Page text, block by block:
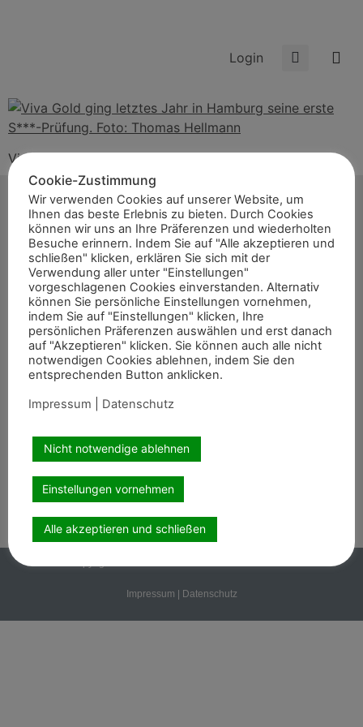
Login
Viva Gold ging letztes Jahr in Hamburg seine erste
S***-Prüfung. Foto: Thomas Hellmann
Start
News
Themen
Termine
8er-Team
Kontakt
Wir sind auch auf
Impressum Datenschutz
Cookie-Zustimmung
Wir verwenden Cookies auf unserer Website, um
Ihnen das beste Erlebnis zu bieten. Durch Cookies
können wir uns an Ihre Präferenzen und wiederholten
Besuche erinnern. Indem Sie auf "Alle akzeptieren und
schließen" klicken, erklären Sie sich mit der
Verwendung aller unter "Einstellungen"
vorgeschlagenen Cookies einverstanden. Alternativ
können Sie persönliche Einstellungen vornehmen,
indem Sie auf "Einstellungen" klicken, Ihre
persönlichen Präferenzen auswählen und erst danach
auf "Akzeptieren" klicken. Sie können auch alle nicht
notwendigen Cookies ablehnen, indem Sie den
entsprechenden Button anklicken.
Impressum
Datenschutz
Nicht notwendige ablehnen
Einstellungen vornehmen
Alle akzeptieren und schließen